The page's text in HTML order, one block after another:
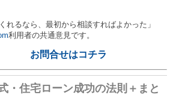
れるなら、最初から相談すればよかった」
利用者の共通意見です。
お問合せはコチラ
住宅ローン成功の法則＋まと